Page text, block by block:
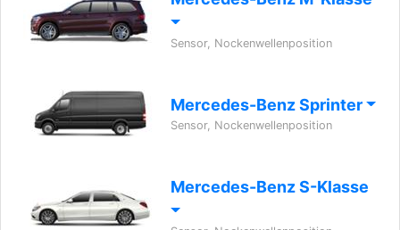
Sensor, Nockenwellenposition
Mercedes-Benz Sprinter
Sensor, Nockenwellenposition
Mercedes-Benz S-Klasse